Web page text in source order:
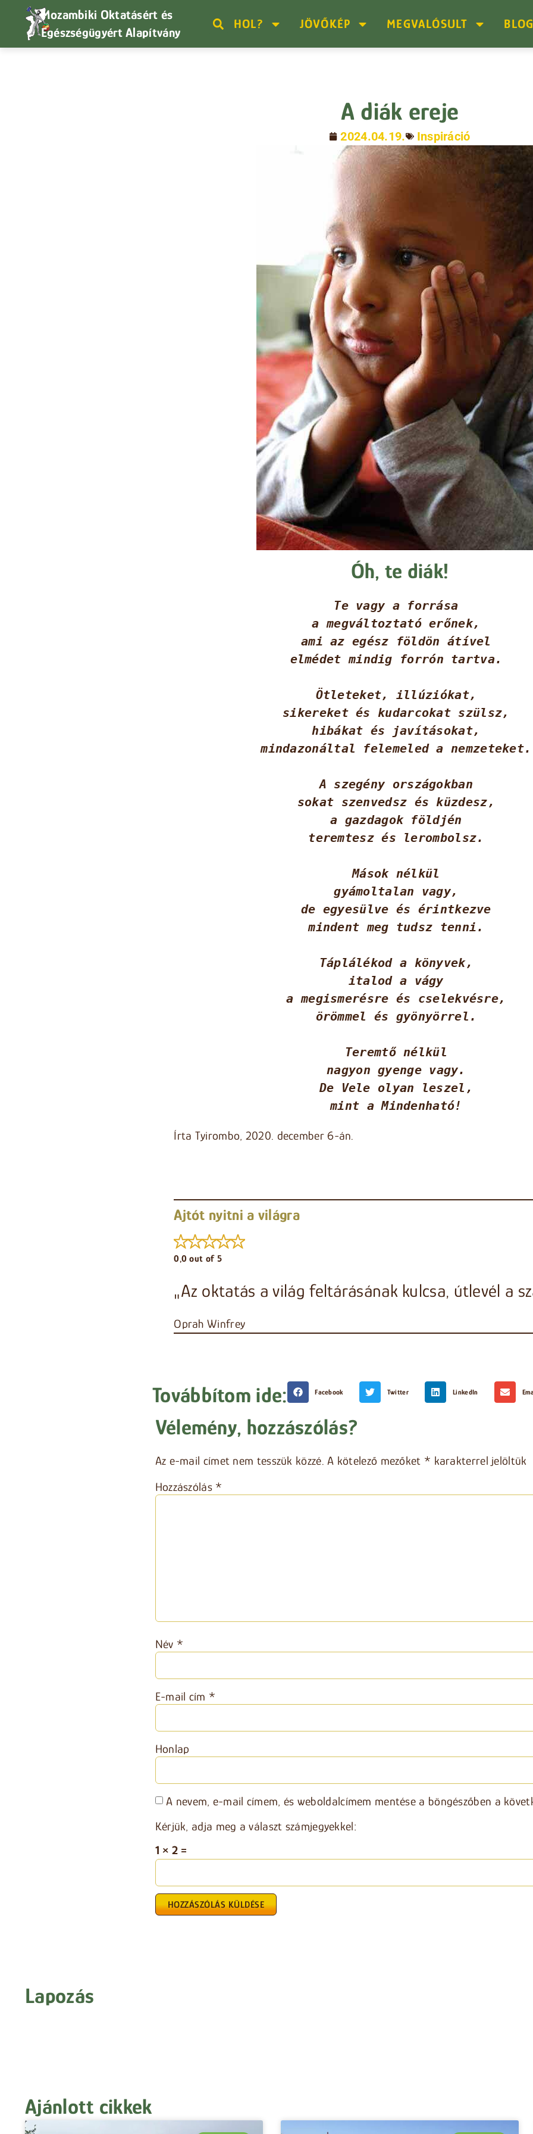
Mozambiki Oktatásért és
Egészségügyért Alapítvány
HOL? JÖVŐKÉP MEGVALÓSULT BLOG
A diák ereje
2024.04.19. Inspiráció
Óh, te diák!
Te vagy a forrása
a megváltoztató erőnek,
ami az egész földön átível
elmédet mindig forrón tartva.
Ötleteket, illúziókat,
sikereket és kudarcokat szülsz,
hibákat és javításokat,
mindazonáltal felemeled a nemzeteket.
A szegény országokban
sokat szenvedsz és küzdesz,
a gazdagok földjén
teremtesz és lerombolsz.
Mások nélkül
gyámoltalan vagy,
de egyesülve és érintkezve
mindent meg tudsz tenni.
Táplálékod a könyvek,
italod a vágy
a megismerésre és cselekvésre,
örömmel és gyönyörrel.
Teremtő nélkül
nagyon gyenge vagy.
De Vele olyan leszel,
mint a Mindenható!
Írta Tyirombo, 2020. december 6-án.
Ajtót nyitni a világra
0,0 out of 5
„Az oktatás a világ feltárásának kulcsa, útlevél a
Oprah Winfrey
Továbbítom ide: Facebook Twitter LinkedIn
Vélemény, hozzászólás?
Az e-mail címet nem tesszük közzé. A kötelező mezőket * karakterrel jelöltük
Hozzászólás *
Név *
E-mail cím *
Honlap
A nevem, e-mail címem, és weboldalcímem mentése a böngészőben a
Kérjük, adja meg a választ számjegyekkel:
1 × 2 =
Lapozás
Ajánlott cikkek